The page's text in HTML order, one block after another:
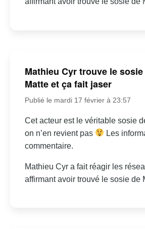
Mathieu Cyr trouve le
Matte et ça fait jaser
Publié le mardi 17 février à 23:57
Cet acteur est le véritable sosie
on n’en revient pas
Les
commentaire.
Mathieu Cyr a fait réagir les
affirmant avoir trouvé le sosie de